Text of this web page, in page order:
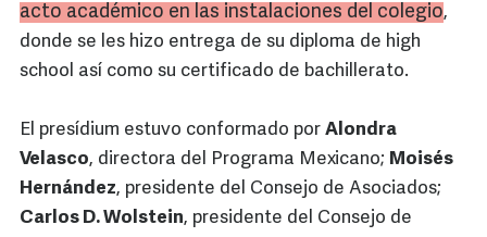
acto académico en las instalaciones del colegio,
donde se les hizo entrega de su diploma de high
school así como su certificado de bachillerato.
El presídium estuvo conformado por Alondra
Velasco, directora del Programa Mexicano; Moisés
Hernández, presidente del Consejo de Asociados;
Carlos D. Wolstein, presidente del Consejo de